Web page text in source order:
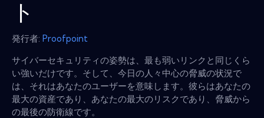
ト
発行者: Proofpoint
サイバーセキュリティの姿勢は、最も弱いリンクと同じくら
い強いだけです。そして、今日の人々中心の脅威の状況で
は、それはあなたのユーザーを意味します。彼らはあなたの
最大の資産であり、あなたの最大のリスクであり、脅威から
の最後の防衛線です。